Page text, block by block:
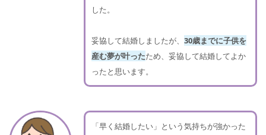
した。
妥協して結婚しましたが、 30歳までに子供を
産む夢が叶ったため、妥協して結婚してよか
ったと思います。
「早く結婚したい」という気持ちが強かった